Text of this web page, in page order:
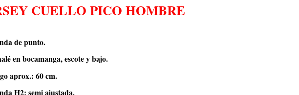
CUELLO PICO HOMBRE
de punto.
en bocamanga, escote y bajo.
aprox.: 60 cm.
H2: semi ajustada.